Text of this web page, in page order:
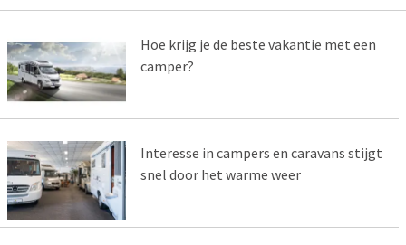
Hoe krijg je de beste vakantie met een
camper?
Interesse in campers en caravans stijgt
snel door het warme weer